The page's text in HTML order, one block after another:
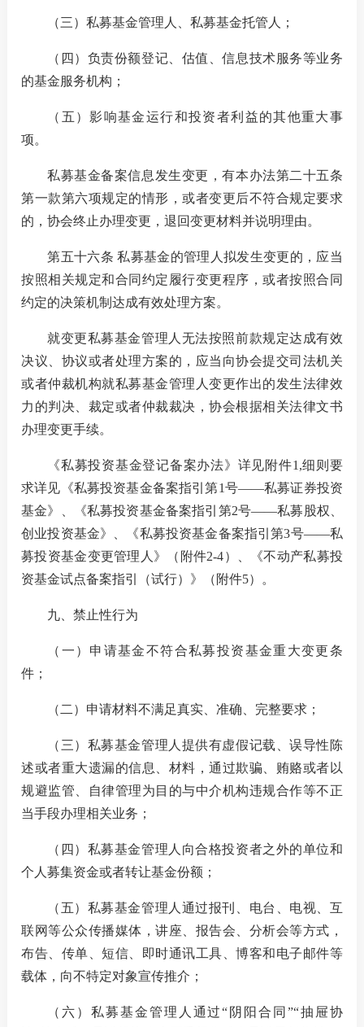
（三）私募基金管理人、私募基金托管人；
（四） 负责份额登记、估值、信息技术服务等业务
的基金服务机构；
（五）影响基金运行和投资者利益的其他重大事
项。
私募基金备案信息发生变更，有本办法第二十五条
第一款第六项规定的情形，或者变更后不符合规定要求
的，协会终止办理变更，退回变更材料并说明理由。
第五十六条 私募基金的管理人拟发生变更的，应当
按照相关规定和合同约定履行变更程序，或者按照合同
约定的决策机制达成有效处理方案。
就变更私募基金管理人无法按照前款规定达成有效
决议、协议或者处理方案的，应当向协会提交司法机关
或者仲裁机构就私募基金管理人变更作出的发生法律效
力的判决、裁定或者仲裁裁决，协会根据相关法律文书
办理变更手续。
《私募投资基金登记备案办法》详见附件1,细则要
求详见《私募投资基金备案指引第1号——私募证券投资
基金》、《私募投资基金备案指引第2号——私募股权、
创业投资基金》、《私募投资基金备案指引第3号——私
募投资基金变更管理人》（附件2-4）、《不动产私募投
资基金试点备案指引（试行）》（附件5）。
九、禁止性行为
（一） 申请基金不符合私募投资基金重大变更条
件；
（二） 申请材料不满足真实、准确、完整要求；
（三） 私募基金管理人 提供有虚假记载、误导性陈
述或者重大遗漏的信息、材料，通过欺骗、贿赂或者以
规避监管、自律管理为目的与中介机构违规合作等不正
当手段办理相关业务 ；
（四） 私募基金管理人向合格投资者之外的单位和
个人募集资金或者转让基金份额 ；
（五） 私募基金管理人通过报刊、电台、电视、互
联网等公众传播媒体，讲座、报告会、分析会等方式，
布告、传单、短信、即时通讯工具、博客和电子邮件等
载体，向不特定对象宣传推介 ；
（六） 私募基金管理人通过“ 阴阳合同”“抽屉协